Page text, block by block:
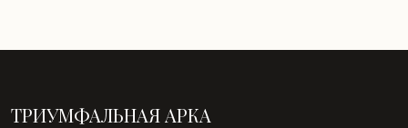
ТРИУМФАЛЬНАЯ АРКА